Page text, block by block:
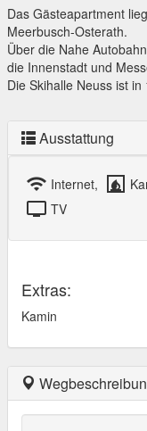
Das Gästeapartment
Meerbusch-Osterath.
Über die Nahe
die Innenstadt und
Die Skihalle Neuss ist
Ausstattung
wifi Internet, fireplace
tv TV
Extras:
Kamin